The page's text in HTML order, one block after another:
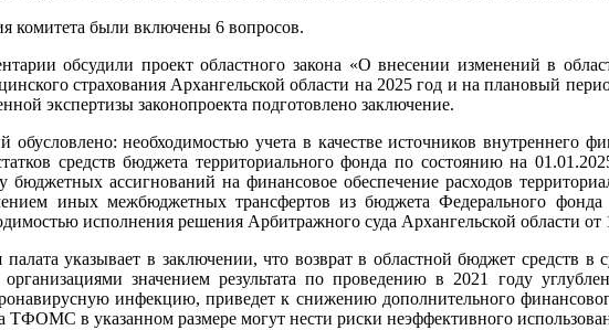
комитета были включены 6 вопросов.
обсудили проект областного закона «О внесении изменений в
страхования Архангельской области на 2025 год и на плановый
экспертизы законопроекта подготовлено заключение.
обусловлено: необходимостью учета в качестве источников
средств бюджета территориального фонда по состоянию на
бюджетных ассигнований на финансовое обеспечение расходов
иных межбюджетных трансфертов из бюджета Федерального фонда
исполнения решения Арбитражного суда Архангельской области
палата указывает в заключении, что возврат в областной бюджет средств
значением результата по проведению в 2021 году
инфекцию, приведет к снижению дополнительного
ТФОМС в указанном размере могут нести риски неэффективного